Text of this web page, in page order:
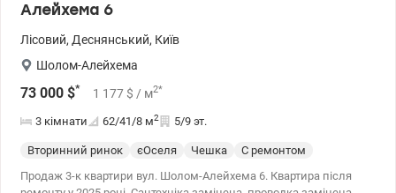
Алейхема 6
Лісовий, Деснянський, Київ
Шолом-Алейхема
73 000 $* 1 177 $ / м2*
3 кімнати 62/41/8 м2 5/9 эт.
Вторинний ринок єОселя Чешка
С ремонтом
Продаж 3-к квартири вул. Шолом-Алейхема 6. Квартира після